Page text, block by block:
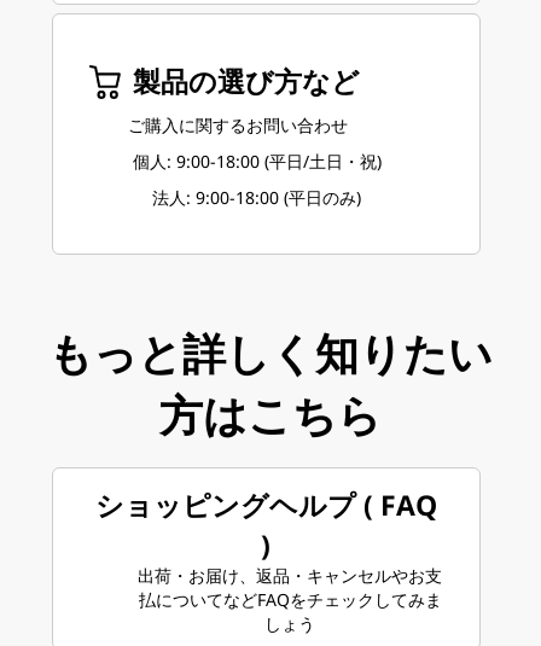
製品の選び方など
ご購入に関するお問い合わせ
個人: 9:00-18:00 (平日/土日・祝)
法人: 9:00-18:00 (平日のみ)
もっと詳しく知りたい
方はこちら
ショッピングヘルプ ( FAQ
)
出荷・お届け、返品・キャンセルやお支
払についてなどFAQをチェックしてみま
しょう